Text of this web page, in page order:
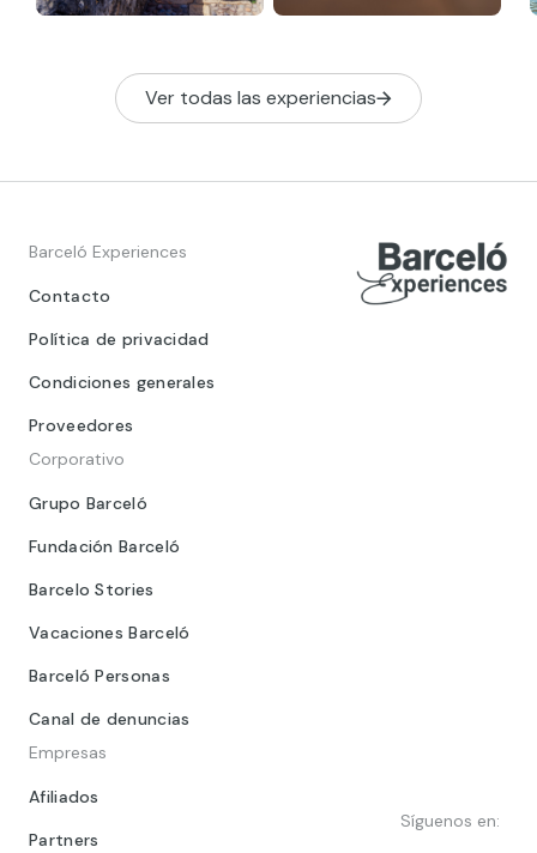
Ver todas las experiencias
Barceló Experiences
Contacto
Política de privacidad
Condiciones generales
Proveedores
Corporativo
Grupo Barceló
Fundación Barceló
Barcelo Stories
Vacaciones Barceló
Barceló Personas
Canal de denuncias
Empresas
Afiliados
Partners
Síguenos en: